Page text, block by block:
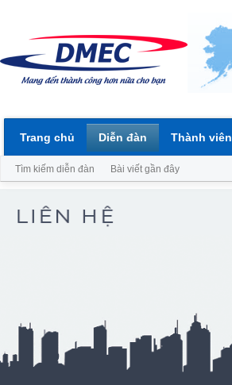
Trang chủ Diễn đàn
Tìm kiếm diễn đàn Bài viết gần đây
Thành viên